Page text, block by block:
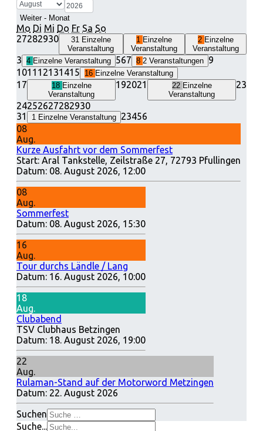
Weiter - Monat
Mo Di Mi Do Fr Sa So
27282930 31 Einzelne
Veranstaltung
1 Einzelne
Veranstaltung
2 Einzelne
Veranstaltung
3 4 Einzelne Veranstaltung 567 8 2 Veranstaltungen 9
1011 12131415 16 Einzelne Veranstaltung
17 18 Einzelne
Veranstaltung
192021 22 Einzelne
Veranstaltung
23
24252627282930
31
1 Einzelne Veranstaltung 23456
08
Aug.
Kurze Ausfahrt vor dem Sommerfest
Start: Aral Tankstelle, Zeilstraße 27, 72793 Pfullingen
Datum: 08. August 2026, 12:00
08
Aug.
Sommerfest
Datum: 08. August 2026, 15:30
16
Aug.
Tour durchs Ländle / Lang
Datum: 16. August 2026, 10:00
18
Aug.
Clubabend
TSV Clubhaus Betzingen
Datum: 18. August 2026, 19:00
22
Aug.
Rulaman-Stand auf der Motorword Metzingen
Datum: 22. August 2026
Suchen
Suche...